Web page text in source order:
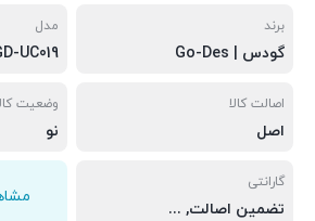
برند
گودس | Go-Des
مدل
UC019
اصالت کالا
اصل
وضعیت
نو
گارانتی
تضمین اصالت ,
سلامت فیزیکی